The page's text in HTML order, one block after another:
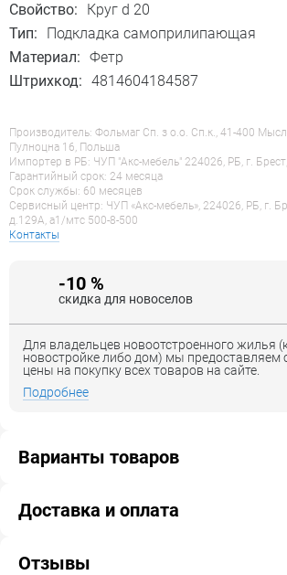
Свойство:
Круг d 20
Тип:
Подкладка самоприлипающая
Материал: Фетр
Штрихкод: 4814604184587
Производитель: Фольмаг Сп. з о.о. Сп.к., 41-400
Пулноцна 16, Польша
Импортер в РБ: ЧУП "Акс-мебель" 224026, РБ, г.
Гарантийный срок: 24 месяца
Срок службы: 60 месяцев
Сервисный центр: ЧУП «Акс-мебель», 224026, РБ, г.
д.129А, a1/мтс 500-8-500
Контакты
-10 %
скидка для новоселов
Для владельцев новоотстроенного жилья
новостройке либо дом) мы предоставляем
цены на покупку всех товаров на сайте.
Подробнее
Варианты товаров
Доставка и оплата
Отзывы